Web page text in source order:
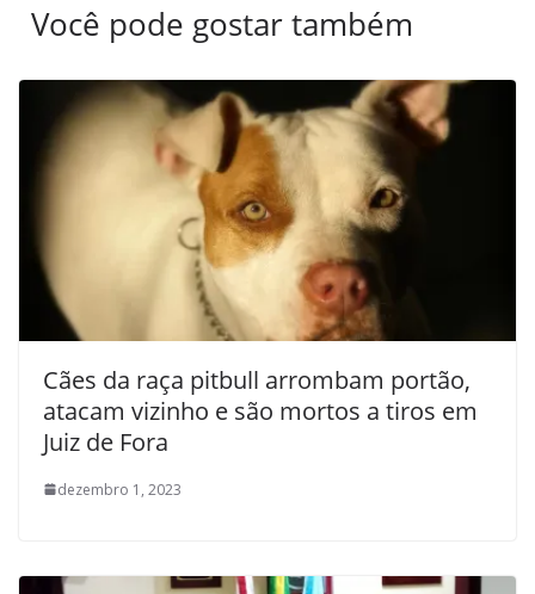
Você pode gostar também
Cães da raça pitbull arrombam portão,
atacam vizinho e são mortos a tiros em
Juiz de Fora
dezembro 1, 2023